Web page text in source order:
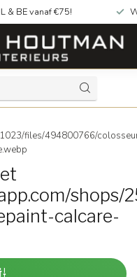
& BE vanaf €75!
files/494800766/
calcare-